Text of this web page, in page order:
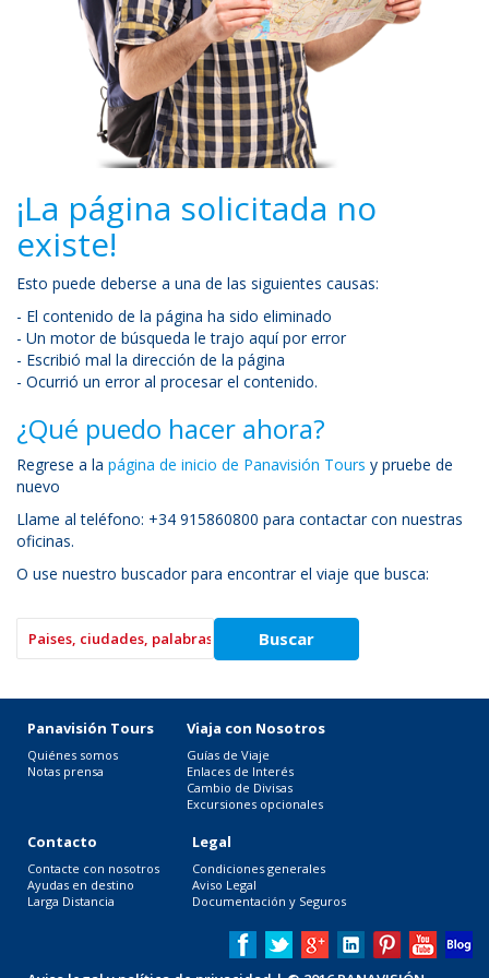
¡La página solicitada no
existe!
Esto puede deberse a una de las siguientes causas:
- El contenido de la página ha sido eliminado
- Un motor de búsqueda le trajo aquí por error
- Escribió mal la dirección de la página
- Ocurrió un error al procesar el contenido.
¿Qué puedo hacer ahora?
Regrese a la página de inicio de Panavisión Tours y pruebe de
nuevo
Llame al teléfono: +34 915860800 para contactar con nuestras
oficinas.
O use nuestro buscador para encontrar el viaje que busca:
Panavisión Tours
Quiénes somos
Notas prensa
Viaja con Nosotros
Guías de Viaje
Enlaces de Interés
Cambio de Divisas
Excursiones opcionales
Contacto
Contacte con nosotros
Ayudas en destino
Larga Distancia
Legal
Condiciones generales
Aviso Legal
Documentación y Seguros